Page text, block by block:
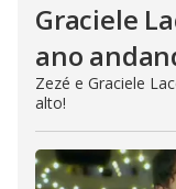
Graciele
ano
Zezé e Graciele
alto!